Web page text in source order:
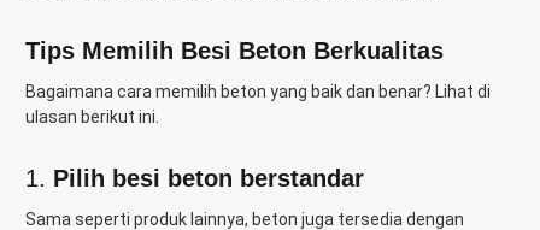
Tips Memilih Besi Beton Berkualitas
Bagaimana cara memilih beton yang baik dan benar? Lihat di
ulasan berikut ini.
1. Pilih besi beton berstandar
Sama seperti produk lainnya, beton juga tersedia dengan